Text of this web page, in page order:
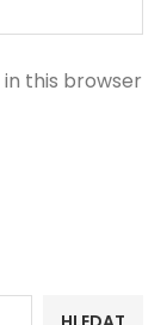
this browser